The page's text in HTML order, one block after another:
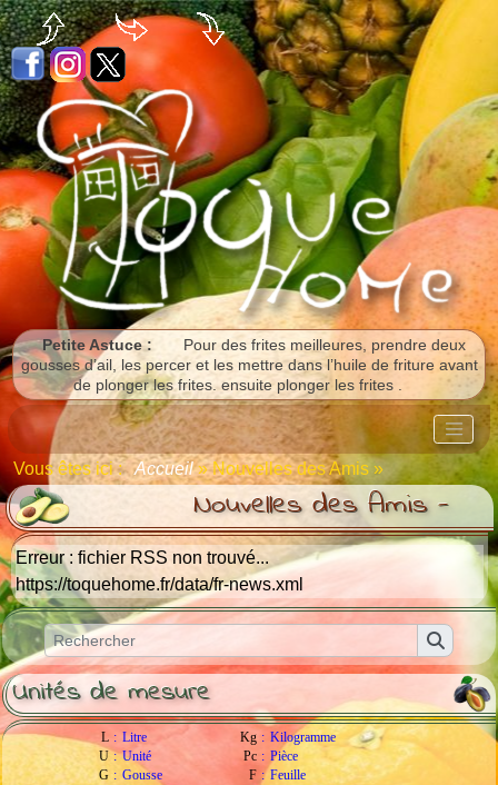
Petite Astuce :
Pour des frites meilleures, prendre deux
gousses d’ail, les percer et les mettre dans l’huile de friture avant
de plonger les frites. ensuite plonger les frites .
Vous êtes ici :Accueil»Nouvelles des Amis »
Unités de mesure
L : Litre Kg : Kilogramme
U : Unité Pc : Pièce
G : Gousse F : Feuille
Nouvelles des Amis -
Erreur : fichier RSS non trouvé...
https://toquehome.fr/data/fr-news.xml
Panneau de gestion des cookies